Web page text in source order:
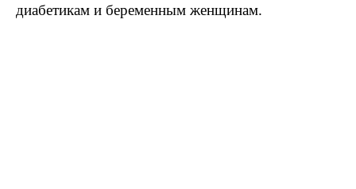
диабетикам и беременным женщинам.